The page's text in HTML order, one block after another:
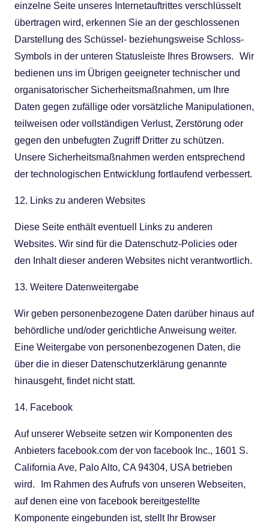
einzelne Seite unseres Internetauftrittes verschlüsselt
übertragen wird, erkennen Sie an der geschlossenen
Darstellung des Schüssel- beziehungsweise Schloss-
Symbols in der unteren Statusleiste Ihres Browsers. Wir
bedienen uns im Übrigen geeigneter technischer und
organisatorischer Sicherheitsmaßnahmen, um Ihre
Daten gegen zufällige oder vorsätzliche Manipulationen,
teilweisen oder vollständigen Verlust, Zerstörung oder
gegen den unbefugten Zugriff Dritter zu schützen.
Unsere Sicherheitsmaßnahmen werden entsprechend
der technologischen Entwicklung fortlaufend verbessert.
12. Links zu anderen Websites
Diese Seite enthält eventuell Links zu anderen
Websites. Wir sind für die Datenschutz-Policies oder
den Inhalt dieser anderen Websites nicht verantwortlich.
13. Weitere Datenweitergabe
Wir geben personenbezogene Daten darüber hinaus auf
behördliche und/oder gerichtliche Anweisung weiter.
Eine Weitergabe von personenbezogenen Daten, die
über die in dieser Datenschutzerklärung genannte
hinausgeht, findet nicht statt.
14. Facebook
Auf unserer Webseite setzen wir Komponenten des
Anbieters facebook.com der von facebook Inc., 1601 S.
California Ave, Palo Alto, CA 94304, USA betrieben
wird. Im Rahmen des Aufrufs von unseren Webseiten,
auf denen eine von facebook bereitgestellte
Komponente eingebunden ist, stellt Ihr Browser